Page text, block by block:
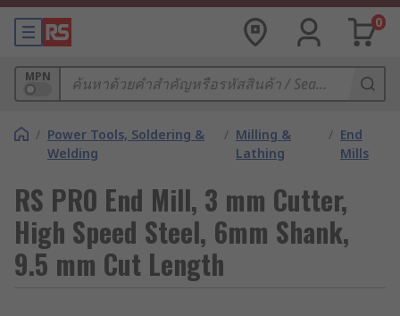
0
MPN
/ Power Tools, Soldering &
Welding
/ Milling &
Lathing
/ End
Mills
RS PRO End Mill, 3 mm Cutter,
High Speed Steel, 6mm Shank,
9.5 mm Cut Length